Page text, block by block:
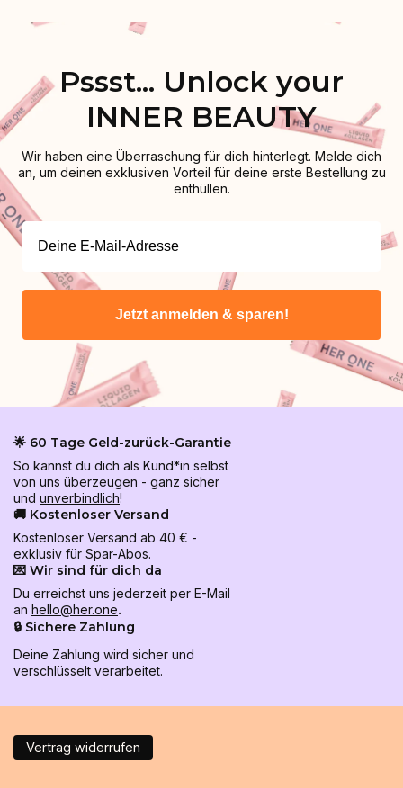
Pssst... Unlock your
INNER BEAUTY
Wir haben eine Überraschung für dich hinterlegt. Melde dich
an, um deinen exklusiven Vorteil für deine erste Bestellung zu
enthüllen.
Jetzt anmelden & sparen!
🌟 60 Tage Geld-zurück-Garantie
So kannst du dich als Kund*in selbst
von uns überzeugen - ganz sicher
und unverbindlich!
🚚 Kostenloser Versand
Kostenloser Versand ab 40 € -
exklusiv für Spar-Abos.
💌 Wir sind für dich da
Du erreichst uns jederzeit per E-Mail
an hello@her.one.
🔒 Sichere Zahlung
Deine Zahlung wird sicher und
verschlüsselt verarbeitet.
Vertrag widerrufen